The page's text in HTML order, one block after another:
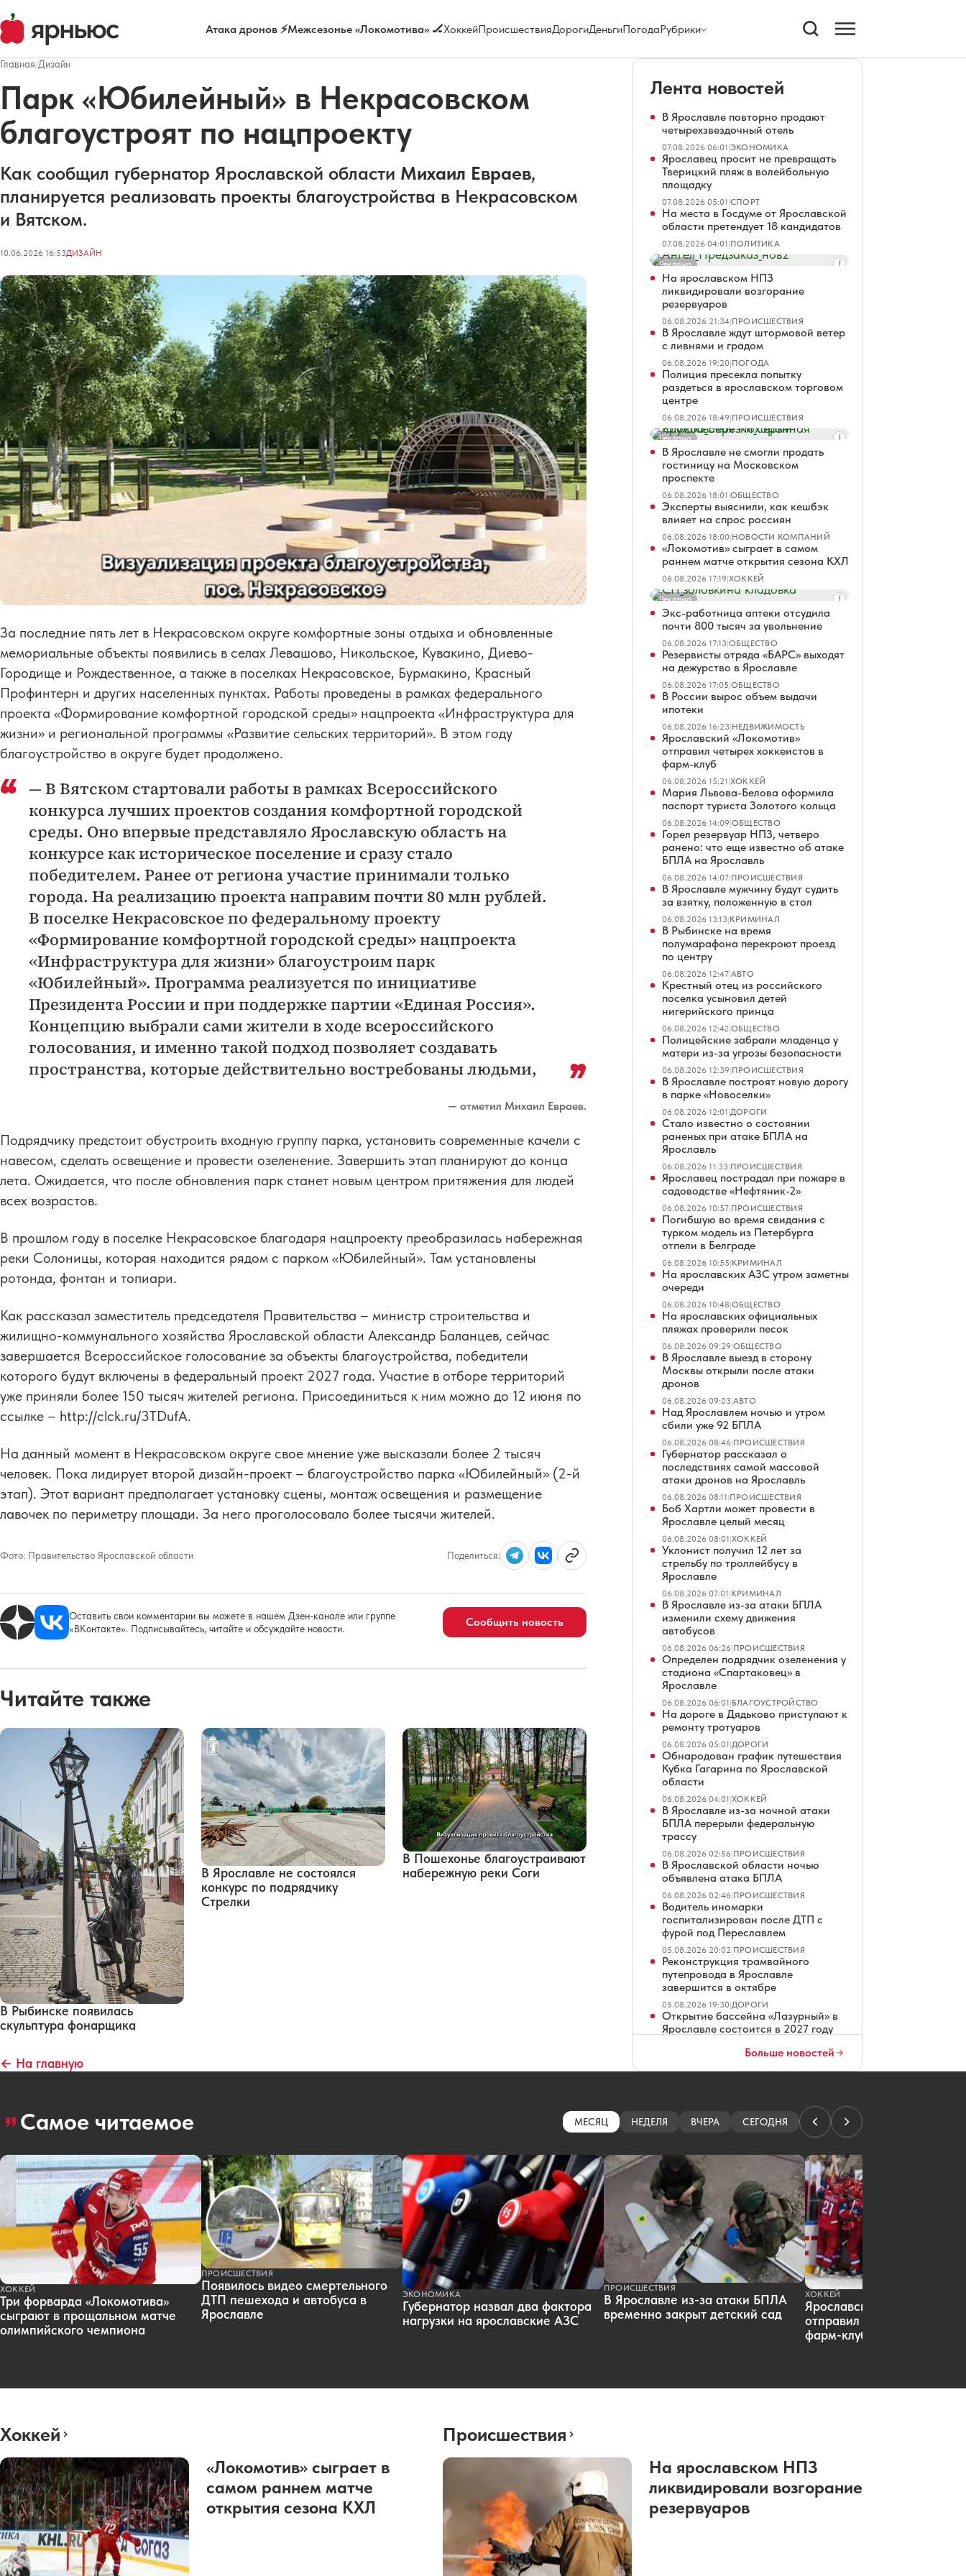
Атака дронов ⚡Межсезонье «Локомотива» 🏒ХоккейПроисшествияДорогиДеньгиПогодаРубрики
Главная/Дизайн
Парк «Юбилейный» в Некрасовском
благоустроят по нацпроекту
Как сообщил губернатор Ярославской области Михаил Евраев,
планируется реализовать проекты благоустройства в Некрасовском
и Вятском.
10.06.2026 16:53ДИЗАЙН
За последние пять лет в Некрасовском округе комфортные зоны отдыха и обновленные
мемориальные объекты появились в селах Левашово, Никольское, Кувакино, Диево-
Городище и Рождественное, а также в поселках Некрасовское, Бурмакино, Красный
Профинтерн и других населенных пунктах. Работы проведены в рамках федерального
проекта «Формирование комфортной городской среды» нацпроекта «Инфраструктура для
жизни» и региональной программы «Развитие сельских территорий». В этом году
благоустройство в округе будет продолжено.
— В Вятском стартовали работы в рамках Всероссийского
конкурса лучших проектов создания комфортной городской
среды. Оно впервые представляло Ярославскую область на
конкурсе как историческое поселение и сразу стало
победителем. Ранее от региона участие принимали только
города. На реализацию проекта направим почти 80 млн рублей.
В поселке Некрасовское по федеральному проекту
«Формирование комфортной городской среды» нацпроекта
«Инфраструктура для жизни» благоустроим парк
«Юбилейный». Программа реализуется по инициативе
Президента России и при поддержке партии «Единая Россия».
Концепцию выбрали сами жители в ходе всероссийского
голосования, и именно такой подход позволяет создавать
пространства, которые действительно востребованы людьми,
— отметил Михаил Евраев.
Подрядчику предстоит обустроить входную группу парка, установить современные качели с
навесом, сделать освещение и провести озеленение. Завершить этап планируют до конца
лета. Ожидается, что после обновления парк станет новым центром притяжения для людей
всех возрастов.
В прошлом году в поселке Некрасовское благодаря нацпроекту преобразилась набережная
реки Солоницы, которая находится рядом с парком «Юбилейный». Там установлены
ротонда, фонтан и топиари.
Как рассказал заместитель председателя Правительства – министр строительства и
жилищно-коммунального хозяйства Ярославской области Александр Баланцев, сейчас
завершается Всероссийское голосование за объекты благоустройства, победители
которого будут включены в федеральный проект 2027 года. Участие в отборе территорий
уже приняли более 150 тысяч жителей региона. Присоединиться к ним можно до 12 июня по
ссылке – http://clck.ru/3TDufA.
На данный момент в Некрасовском округе свое мнение уже высказали более 2 тысяч
человек. Пока лидирует второй дизайн-проект – благоустройство парка «Юбилейный» (2-й
этап). Этот вариант предполагает установку сцены, монтаж освещения и размещение
лавочек по периметру площади. За него проголосовало более тысячи жителей.
Фото: Правительство Ярославской области Поделиться:
Оставить свои комментарии вы можете в нашем Дзен-канале или группе
«ВКонтакте». Подписывайтесь, читайте и обсуждайте новости.
Сообщить новость
Читайте также
В Рыбинске появилась
скульптура фонарщика
В Ярославле не состоялся
конкурс по подрядчику
Стрелки
В Пошехонье благоустраивают
набережную реки Соги
← На главную
Лента новостей
В Ярославле повторно продают
четырехзвездочный отель
07.08.2026 06:01|ЭКОНОМИКА
Ярославец просит не превращать
Тверицкий пляж в волейбольную
площадку
07.08.2026 05:01|СПОРТ
На места в Госдуме от Ярославской
области претендует 18 кандидатов
07.08.2026 04:01|ПОЛИТИКА
Реклама
На ярославском НПЗ
ликвидировали возгорание
резервуаров
06.08.2026 21:34|ПРОИСШЕСТВИЯ
В Ярославле ждут штормовой ветер
с ливнями и градом
06.08.2026 19:20|ПОГОДА
Полиция пресекла попытку
раздеться в ярославском торговом
центре
06.08.2026 18:49|ПРОИСШЕСТВИЯ
Реклама
В Ярославле не смогли продать
гостиницу на Московском
проспекте
06.08.2026 18:01|ОБЩЕСТВО
Эксперты выяснили, как кешбэк
влияет на спрос россиян
06.08.2026 18:00|НОВОСТИ КОМПАНИЙ
«Локомотив» сыграет в самом
раннем матче открытия сезона КХЛ
06.08.2026 17:19|ХОККЕЙ
Реклама
Экс-работница аптеки отсудила
почти 800 тысяч за увольнение
06.08.2026 17:13|ОБЩЕСТВО
Резервисты отряда «БАРС» выходят
на дежурство в Ярославле
06.08.2026 17:05|ОБЩЕСТВО
В России вырос объем выдачи
ипотеки
06.08.2026 16:23|НЕДВИЖИМОСТЬ
Ярославский «Локомотив»
отправил четырех хоккеистов в
фарм-клуб
06.08.2026 15:21|ХОККЕЙ
Мария Львова-Белова оформила
паспорт туриста Золотого кольца
06.08.2026 14:09|ОБЩЕСТВО
Горел резервуар НПЗ, четверо
ранено: что еще известно об атаке
БПЛА на Ярославль
06.08.2026 14:07|ПРОИСШЕСТВИЯ
В Ярославле мужчину будут судить
за взятку, положенную в стол
06.08.2026 13:13|КРИМИНАЛ
В Рыбинске на время
полумарафона перекроют проезд
по центру
06.08.2026 12:47|АВТО
Крестный отец из российского
поселка усыновил детей
нигерийского принца
06.08.2026 12:42|ОБЩЕСТВО
Полицейские забрали младенца у
матери из-за угрозы безопасности
06.08.2026 12:39|ПРОИСШЕСТВИЯ
В Ярославле построят новую дорогу
в парке «Новоселки»
06.08.2026 12:01|ДОРОГИ
Стало известно о состоянии
раненых при атаке БПЛА на
Ярославль
06.08.2026 11:33|ПРОИСШЕСТВИЯ
Ярославец пострадал при пожаре в
садоводстве «Нефтяник-2»
06.08.2026 10:57|ПРОИСШЕСТВИЯ
Погибшую во время свидания с
турком модель из Петербурга
отпели в Белграде
06.08.2026 10:55|КРИМИНАЛ
На ярославских АЗС утром заметны
очереди
06.08.2026 10:48|ОБЩЕСТВО
На ярославских официальных
пляжах проверили песок
06.08.2026 09:29|ОБЩЕСТВО
В Ярославле выезд в сторону
Москвы открыли после атаки
дронов
06.08.2026 09:03|АВТО
Над Ярославлем ночью и утром
сбили уже 92 БПЛА
06.08.2026 08:46|ПРОИСШЕСТВИЯ
Губернатор рассказал о
последствиях самой массовой
атаки дронов на Ярославль
06.08.2026 08:11|ПРОИСШЕСТВИЯ
Боб Хартли может провести в
Ярославле целый месяц
06.08.2026 08:01|ХОККЕЙ
Уклонист получил 12 лет за
стрельбу по троллейбусу в
Ярославле
06.08.2026 07:01|КРИМИНАЛ
В Ярославле из-за атаки БПЛА
изменили схему движения
автобусов
06.08.2026 06:26|ПРОИСШЕСТВИЯ
Определен подрядчик озеленения у
стадиона «Спартаковец» в
Ярославле
06.08.2026 06:01|БЛАГОУСТРОЙСТВО
На дороге в Дядьково приступают к
ремонту тротуаров
06.08.2026 05:01|ДОРОГИ
Обнародован график путешествия
Кубка Гагарина по Ярославской
области
06.08.2026 04:01|ХОККЕЙ
В Ярославле из-за ночной атаки
БПЛА перерыли федеральную
трассу
06.08.2026 02:56|ПРОИСШЕСТВИЯ
В Ярославской области ночью
объявлена атака БПЛА
06.08.2026 02:46|ПРОИСШЕСТВИЯ
Водитель иномарки
госпитализирован после ДТП с
фурой под Переславлем
05.08.2026 20:02|ПРОИСШЕСТВИЯ
Реконструкция трамвайного
путепровода в Ярославле
завершится в октябре
05.08.2026 19:30|ДОРОГИ
Открытие бассейна «Лазурный» в
Ярославле состоится в 2027 году
ЭКОНОМИКА
Благоустройство площади Юности
в Ярославле завершат в сентябре
Больше новостей
Самое читаемое МЕСЯЦ НЕДЕЛЯ ВЧЕРА СЕГОДНЯ
ХОККЕЙ
Три форварда «Локомотива»
сыграют в прощальном матче
олимпийского чемпиона
ПРОИСШЕСТВИЯ
Появилось видео смертельного
ДТП пешехода и автобуса в
Ярославле
ЭКОНОМИКА
Губернатор назвал два фактора
нагрузки на ярославские АЗС
ПРОИСШЕСТВИЯ
В Ярославле из-за атаки БПЛА
временно закрыт детский сад
ХОККЕЙ
Ярославский «Локомотив»
отправил пятерых
фарм-клуб
Хоккей
«Локомотив» сыграет в
самом раннем матче
открытия сезона КХЛ
Происшествия
На ярославском НПЗ
ликвидировали возгорание
резервуаров